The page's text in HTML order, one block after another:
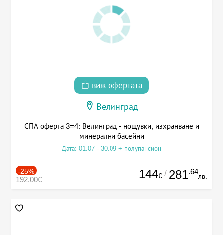
виж офертата
Велинград
СПА оферта 3=4: Велинград - нощувки, изхранване и
минерални басейни
Дата: 01.07 - 30.09 + полупансион
-25%
192.00€ 144€ / 281.64
лв.